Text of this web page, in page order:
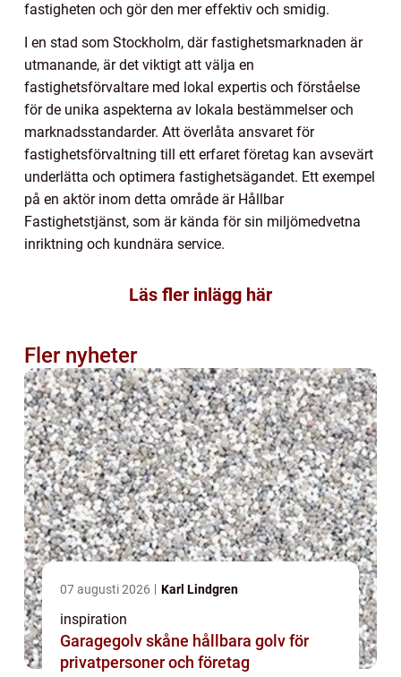
fastigheten och gör den mer effektiv och smidig.
I en stad som Stockholm, där fastighetsmarknaden är
utmanande, är det viktigt att välja en
fastighetsförvaltare med lokal expertis och förståelse
för de unika aspekterna av lokala bestämmelser och
marknadsstandarder. Att överlåta ansvaret för
fastighetsförvaltning till ett erfaret företag kan avsevärt
underlätta och optimera fastighetsägandet. Ett exempel
på en aktör inom detta område är Hållbar
Fastighetstjänst, som är kända för sin miljömedvetna
inriktning och kundnära service.
Läs fler inlägg här
Fler nyheter
07 augusti 2026 Karl Lindgren
inspiration
Garagegolv skåne hållbara golv för
privatpersoner och företag